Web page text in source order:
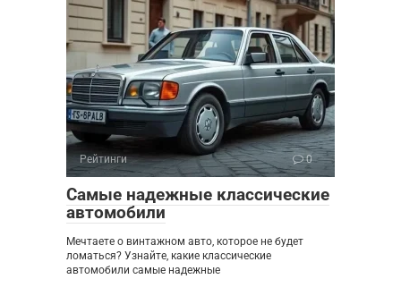
Рейтинги 0
Самые надежные классические
автомобили
Мечтаете о винтажном авто, которое не будет
ломаться? Узнайте, какие классические
автомобили самые надежные